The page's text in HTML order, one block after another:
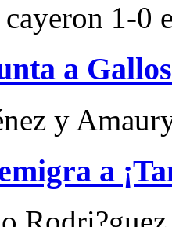
1-0
a
y
a